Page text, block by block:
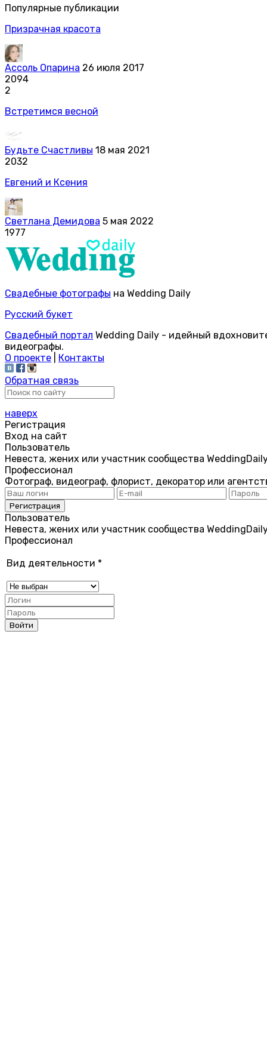
Популярные публикации
Призрачная красота
Ассоль Опарина 26 июля 2017
2094
2
Встретимся весной
Будьте Счастливы 18 мая 2021
2032
Евгений и Ксения
Светлана Демидова 5 мая 2022
1977
Свадебные фотографы на Wedding Daily
Русский букет
Свадебный портал Wedding Daily - идейный
видеографы.
О проекте
Контакты
Обратная связь
наверх
Регистрация
Вход на сайт
Пользователь
Невеста, жених или участник сообщества
Профессионал
Фотограф, видеограф, флорист, декоратор или
Пользователь
Невеста, жених или участник сообщества
Профессионал
Вид деятельности *